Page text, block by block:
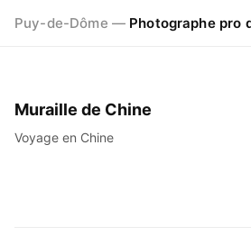
Puy-de-Dôme — Photographe pro de 41ans à CLERMONT
Muraille de Chine
Voyage en Chine